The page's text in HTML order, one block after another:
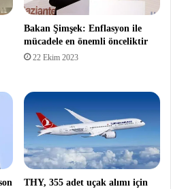
Bakan Şimşek: Enflasyon ile
mücadele en önemli önceliktir
22 Ekim 2023
THY, 355 adet uçak alımı için